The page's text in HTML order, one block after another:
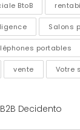
BtoB
Salons
portables
vente Votre
Decidento